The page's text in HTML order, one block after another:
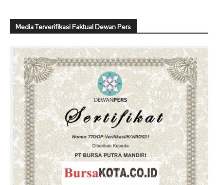
Media Terverifikasi Faktual Dewan Pers